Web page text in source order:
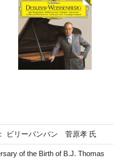
ビリーバンバン 菅原孝 氏
of the Birth of B.J. Thomas